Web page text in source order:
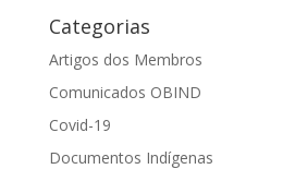
Categorias
Artigos dos Membros
Comunicados OBIND
Covid-19
Documentos Indígenas